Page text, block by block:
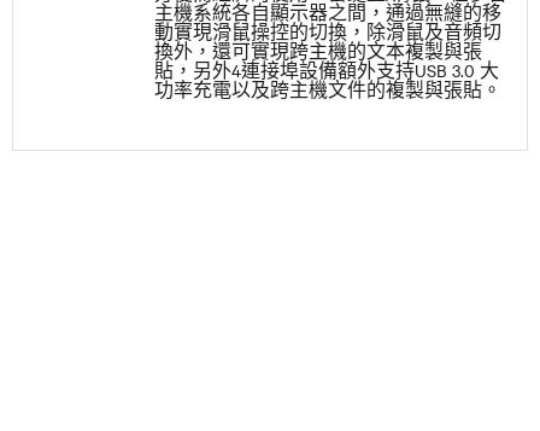
主機系統各自顯示器之間，通過無縫的移
動實現滑鼠操控的切換，除滑鼠及音頻切
換外，還可實現跨主機的文本複製與張
貼，另外4連接埠設備額外支持USB 3.0 大
功率充電以及跨主機文件的複製與張貼。